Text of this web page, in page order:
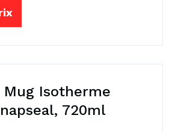
Mug Isotherme
720ml